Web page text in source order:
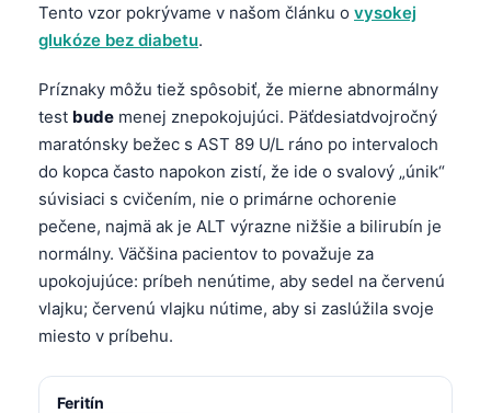
Tento vzor pokrývame v našom článku o vysokej
glukóze bez diabetu.
Príznaky môžu tiež spôsobiť, že mierne abnormálny
test bude menej znepokojujúci. Päťdesiatdvojročný
maratónsky bežec s AST 89 U/L ráno po intervaloch
do kopca často napokon zistí, že ide o svalový „únik“
súvisiaci s cvičením, nie o primárne ochorenie
pečene, najmä ak je ALT výrazne nižšie a bilirubín je
normálny. Väčšina pacientov to považuje za
upokojujúce: príbeh nenútime, aby sedel na červenú
vlajku; červenú vlajku nútime, aby si zaslúžila svoje
miesto v príbehu.
Feritín